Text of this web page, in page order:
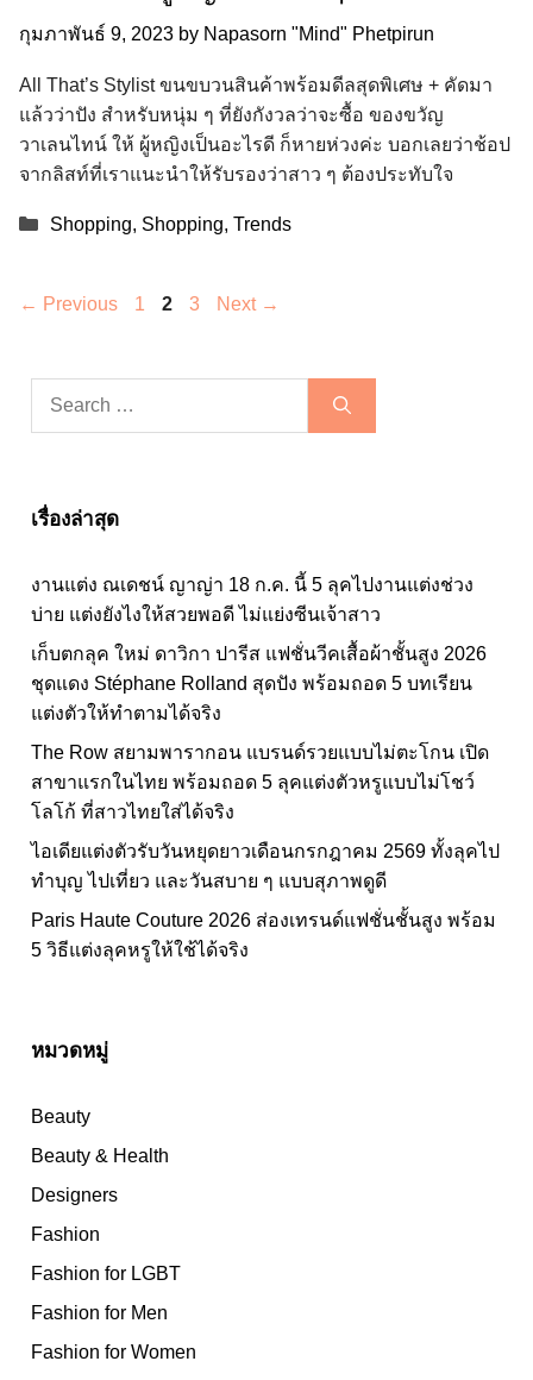
กุมภาพันธ์ 9, 2023 by Napasorn "Mind" Phetpirun
All That’s Stylist ขนขบวนสินค้าพร้อมดีลสุดพิเศษ + คัดมา
แล้วว่าปัง สำหรับหนุ่ม ๆ ที่ยังกังวลว่าจะซื้อ ของขวัญ
วาเลนไทน์ ให้ ผู้หญิงเป็นอะไรดี ก็หายห่วงค่ะ บอกเลยว่าช้อป
จากลิสท์ที่เราแนะนำให้รับรองว่าสาว ๆ ต้องประทับใจ
Categories
Shopping, Shopping, Trends
← Previous Page
1 Page
2 Page
3 Next →
เรื่องล่าสุด
งานแต่ง ณเดชน์ ญาญ่า 18 ก.ค. นี้ 5 ลุคไปงานแต่งช่วง
บ่าย แต่งยังไงให้สวยพอดี ไม่แย่งซีนเจ้าสาว
เก็บตกลุค ใหม่ ดาวิกา ปารีส แฟชั่นวีคเสื้อผ้าชั้นสูง 2026
ชุดแดง Stéphane Rolland สุดปัง พร้อมถอด 5 บทเรียน
แต่งตัวให้ทำตามได้จริง
The Row สยามพารากอน แบรนด์รวยแบบไม่ตะโกน เปิด
สาขาแรกในไทย พร้อมถอด 5 ลุคแต่งตัวหรูแบบไม่โชว์
โลโก้ ที่สาวไทยใส่ได้จริง
ไอเดียแต่งตัวรับวันหยุดยาวเดือนกรกฎาคม 2569 ทั้งลุคไป
ทำบุญ ไปเที่ยว และวันสบาย ๆ แบบสุภาพดูดี
Paris Haute Couture 2026 ส่องเทรนด์แฟชั่นชั้นสูง พร้อม
5 วิธีแต่งลุคหรูให้ใช้ได้จริง
หมวดหมู่
Beauty
Beauty & Health
Designers
Fashion
Fashion for LGBT
Fashion for Men
Fashion for Women